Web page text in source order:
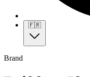
🇫🇷
Brand